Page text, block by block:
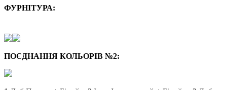
ФУРНІТУРА:
ПОЄДНАННЯ КОЛЬОРІВ №2: